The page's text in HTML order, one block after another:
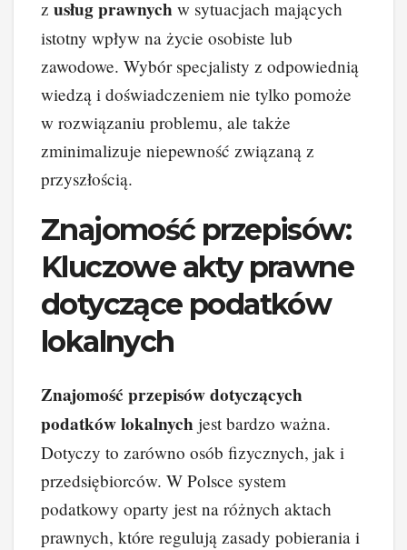
z usług prawnych w sytuacjach mających
istotny wpływ na życie osobiste lub
zawodowe. Wybór specjalisty z odpowiednią
wiedzą i doświadczeniem nie tylko pomoże
w rozwiązaniu problemu, ale także
zminimalizuje niepewność związaną z
przyszłością.
Znajomość przepisów:
Kluczowe akty prawne
dotyczące podatków
lokalnych
Znajomość przepisów dotyczących
podatków lokalnych jest bardzo ważna.
Dotyczy to zarówno osób fizycznych, jak i
przedsiębiorców. W Polsce system
podatkowy oparty jest na różnych aktach
prawnych, które regulują zasady pobierania i